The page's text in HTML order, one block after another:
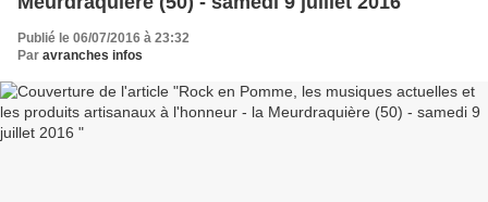
Publié le 06/07/2016 à 23:32
Par avranches infos